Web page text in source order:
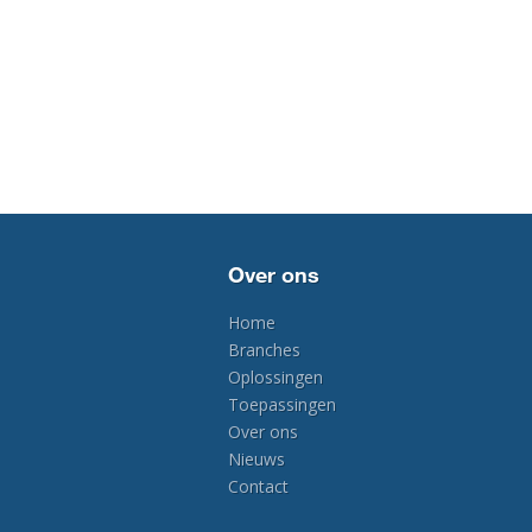
Over ons
Home
Branches
Oplossingen
Toepassingen
Over ons
Nieuws
Contact